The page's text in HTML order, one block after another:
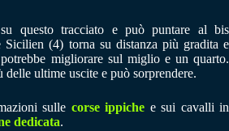
questo tracciato e può puntare al bis
Sicilien (4) torna su distanza più gradita e
migliorare sul miglio e un quarto.
ultime uscite e può sorprendere.
sulle corse ippiche e sui cavalli in
dedicata.